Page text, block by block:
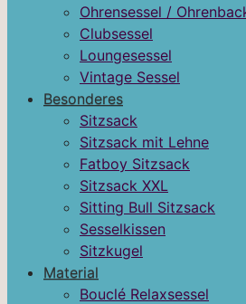
Ohrensessel /
Clubsessel
Loungesessel
Vintage Sessel
Besonderes
Sitzsack
Sitzsack mit Lehne
Fatboy Sitzsack
Sitzsack XXL
Sitting Bull Sitzsack
Sesselkissen
Sitzkugel
Material
Bouclé Relaxsessel